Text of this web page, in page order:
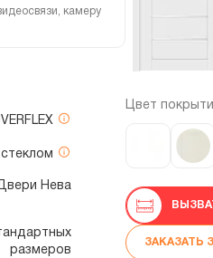
камеру
Нева
размеров
Цвет
ЗАКАЗАТЬ